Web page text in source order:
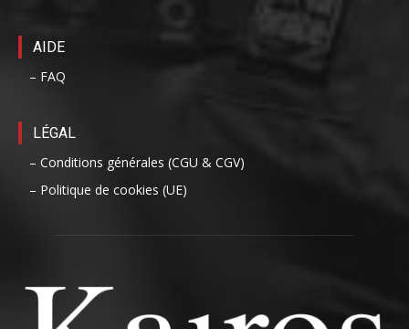
AIDE
– FAQ
LÉGAL
– Conditions générales (CGU & CGV)
– Politique de cookies (UE)